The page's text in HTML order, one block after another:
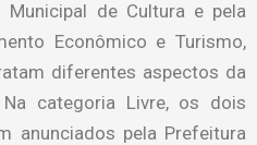
Municipal de Cultura e pela
Econômico e Turismo,
diferentes aspectos da
categoria Livre, os dois
anunciados pela Prefeitura